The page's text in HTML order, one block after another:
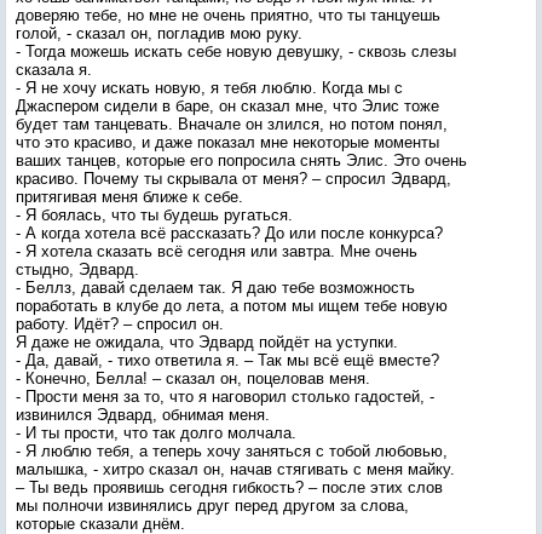
доверяю тебе, но мне не очень приятно, что ты танцуешь
голой, - сказал он, погладив мою руку.
- Тогда можешь искать себе новую девушку, - сквозь слезы
сказала я.
- Я не хочу искать новую, я тебя люблю. Когда мы с
Джаспером сидели в баре, он сказал мне, что Элис тоже
будет там танцевать. Вначале он злился, но потом понял,
что это красиво, и даже показал мне некоторые моменты
ваших танцев, которые его попросила снять Элис. Это очень
красиво. Почему ты скрывала от меня? – спросил Эдвард,
притягивая меня ближе к себе.
- Я боялась, что ты будешь ругаться.
- А когда хотела всё рассказать? До или после конкурса?
- Я хотела сказать всё сегодня или завтра. Мне очень
стыдно, Эдвард.
- Беллз, давай сделаем так. Я даю тебе возможность
поработать в клубе до лета, а потом мы ищем тебе новую
работу. Идёт? – спросил он.
Я даже не ожидала, что Эдвард пойдёт на уступки.
- Да, давай, - тихо ответила я. – Так мы всё ещё вместе?
- Конечно, Белла! – сказал он, поцеловав меня.
- Прости меня за то, что я наговорил столько гадостей, -
извинился Эдвард, обнимая меня.
- И ты прости, что так долго молчала.
- Я люблю тебя, а теперь хочу заняться с тобой любовью,
малышка, - хитро сказал он, начав стягивать с меня майку.
– Ты ведь проявишь сегодня гибкость? – после этих слов
мы полночи извинялись друг перед другом за слова,
которые сказали днём.